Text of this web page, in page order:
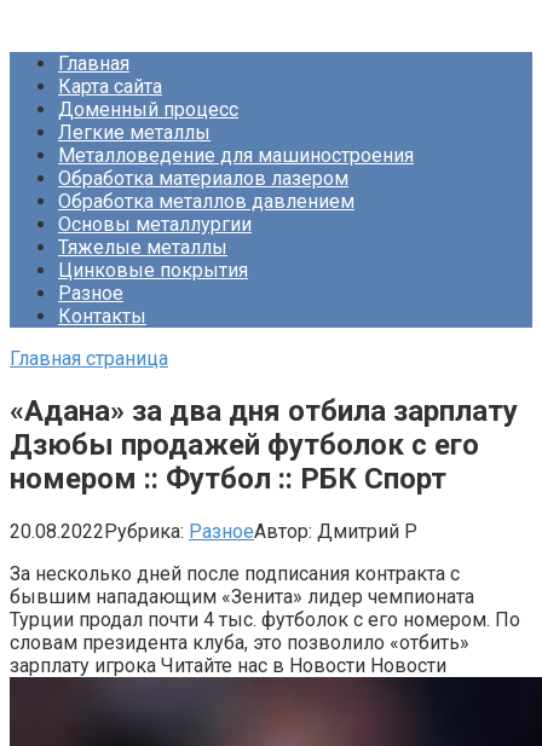
контентуГлавная
Карта сайта
Доменный процесс
Легкие металлы
Металловедение для машиностроения
Обработка материалов лазером
Обработка металлов давлением
Основы металлургии
Тяжелые металлы
Цинковые покрытия
Разное
Контакты
Главная страница
«Адана» за два дня отбила зарплату
Дзюбы продажей футболок с его
номером :: Футбол :: РБК Спорт
20.08.2022Рубрика: РазноеАвтор: Дмитрий Р
За несколько дней после подписания контракта с
бывшим нападающим «Зенита» лидер чемпионата
Турции продал почти 4 тыс. футболок с его номером. По
словам президента клуба, это позволило «отбить»
зарплату игрока Читайте нас в Новости Новости